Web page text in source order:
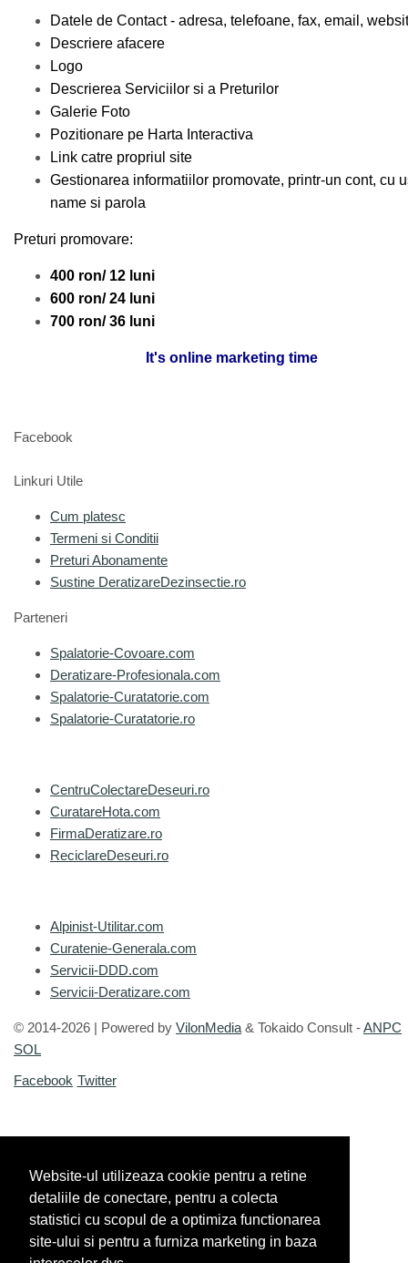
Website-ul utilizeaza cookie pentru a retine
detaliile de conectare, pentru a colecta
statistici cu scopul de a optimiza functionarea
site-ului si pentru a furniza marketing in baza
Datele de Contact - adresa, telefoane, fax, email,
Descriere afacere
Logo
Descrierea Serviciilor si a Preturilor
Galerie Foto
Pozitionare pe Harta Interactiva
Link catre propriul site
Gestionarea informatiilor promovate, printr-un cont, cu
name si parola
Preturi promovare:
400 ron/ 12 luni
600 ron/ 24 luni
700 ron/ 36 luni
It's online marketing time
Facebook
Linkuri Utile
Cum platesc
Termeni si Conditii
Preturi Abonamente
Sustine DeratizareDezinsectie.ro
Parteneri
Spalatorie-Covoare.com
Deratizare-Profesionala.com
Spalatorie-Curatatorie.com
Spalatorie-Curatatorie.ro
CentruColectareDeseuri.ro
CuratareHota.com
FirmaDeratizare.ro
ReciclareDeseuri.ro
Alpinist-Utilitar.com
Curatenie-Generala.com
Servicii-DDD.com
Servicii-Deratizare.com
© 2014-2026 | Powered by VilonMedia & Tokaido Consult -ANPC
SOL
Facebook Twitter